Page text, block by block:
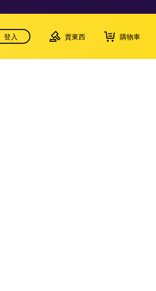
登入 賣東西 購物車